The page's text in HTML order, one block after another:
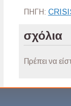
ΠΗΓΗ:
σχόλια
Πρέπει να